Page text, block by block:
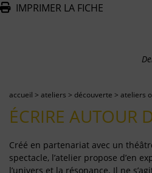
IMPRIMER LA FICHE
accueil > ateliers > découverte > ateliers
ÉCRIRE AUTOUR
Créé en partenariat avec un
spectacle, l’atelier propose d’en
l’univers et la résonance. Il ne